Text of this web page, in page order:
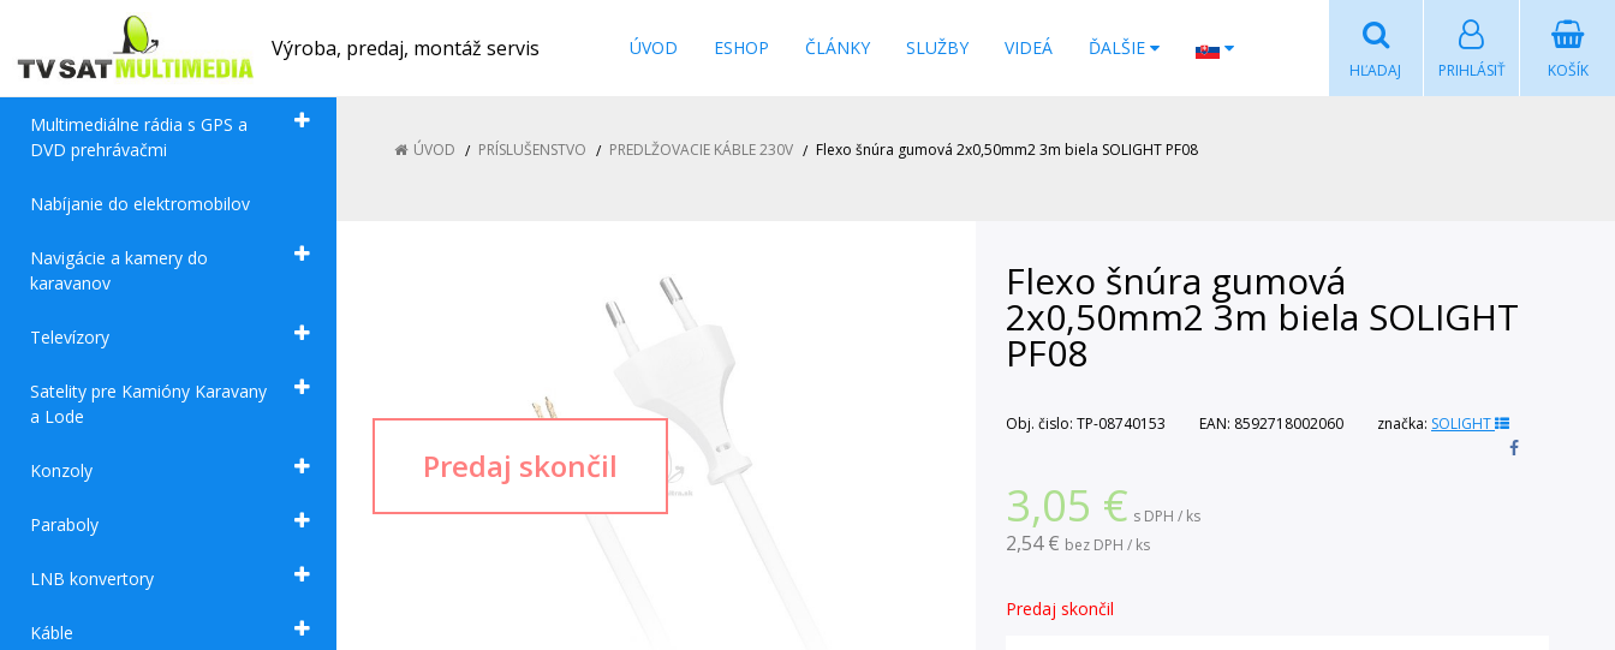
Výroba, predaj, montáž servis ÚVOD ESHOP ČLÁNKY SLUŽBY VIDEÁ ĎALŠIE
KOŠÍK
PRIHLÁSIŤ
HĽADAJ
Multimediálne rádia s GPS a
DVD prehrávačmi
Nabíjanie do elektromobilov
Navigácie a kamery do
karavanov
Televízory
Satelity pre Kamióny Karavany
a Lode
Konzoly
Paraboly
LNB konvertory
Káble
ÚVOD PRÍSLUŠENSTVO PREDLŽOVACIE KÁBLE 230V Flexo šnúra gumová 2x0,50mm2 3m biela SOLIGHT PF08
Flexo šnúra gumová
2x0,50mm2 3m biela SOLIGHT
PF08
Obj. čislo: TP-08740153 EAN: 8592718002060 značka: SOLIGHT
3,05 € s DPH / ks
2,54 € bez DPH / ks
Predaj skončil